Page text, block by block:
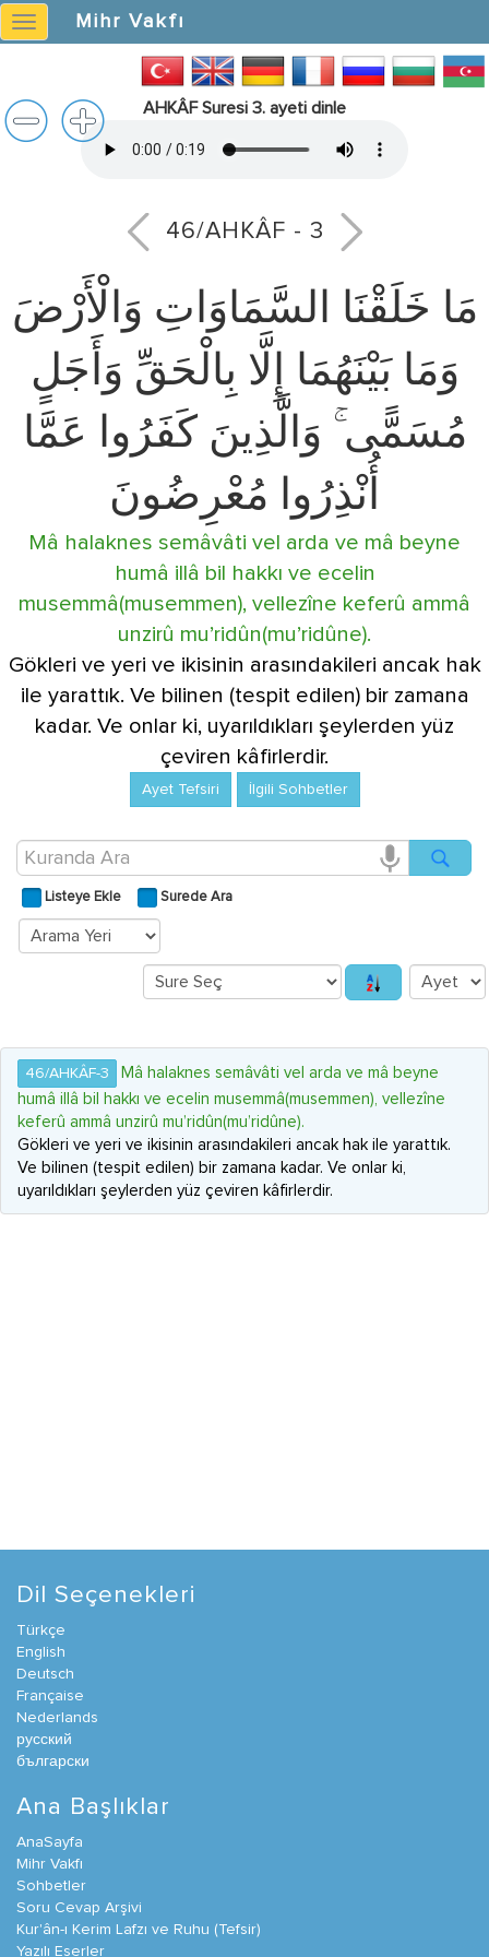
Mihr
Vakfı
Mihr Vakfı
AHKÂF Suresi 3. ayeti dinle
46/AHKÂF - 3
مَا خَلَقْنَا السَّمَاوَاتِ وَالْأَرْضَ
وَمَا بَيْنَهُمَا إِلَّا بِالْحَقِّ وَأَجَلٍ
مُسَمًّى ۚ وَالَّذِينَ كَفَرُوا عَمَّا
أُنْذِرُوا مُعْرِضُونَ
Mâ halaknes semâvâti vel arda ve mâ beyne
humâ illâ bil hakkı ve ecelin
musemmâ(musemmen), vellezîne keferû ammâ
unzirû mu’ridûn(mu’ridûne).
Gökleri ve yeri ve ikisinin arasındakileri ancak hak
ile yarattık. Ve bilinen (tespit edilen) bir zamana
kadar. Ve onlar ki, uyarıldıkları şeylerden yüz
çeviren kâfirlerdir.
Ayet Tefsiri İlgili Sohbetler
Listeye Ekle Surede Ara
46/AHKÂF-3
Mâ halaknes semâvâti vel arda ve mâ beyne
humâ illâ bil hakkı ve ecelin musemmâ(musemmen), vellezîne
keferû ammâ unzirû mu’ridûn(mu’ridûne).
Gökleri ve yeri ve ikisinin arasındakileri ancak hak ile yarattık.
Ve bilinen (tespit edilen) bir zamana kadar. Ve onlar ki,
uyarıldıkları şeylerden yüz çeviren kâfirlerdir.
Dil Seçenekleri
Türkçe
English
Deutsch
Française
Nederlands
русский
български
Ana Başlıklar
AnaSayfa
Mihr Vakfı
Sohbetler
Soru Cevap Arşivi
Kur'ân-ı Kerim Lafzı ve Ruhu (Tefsir)
Yazılı Eserler